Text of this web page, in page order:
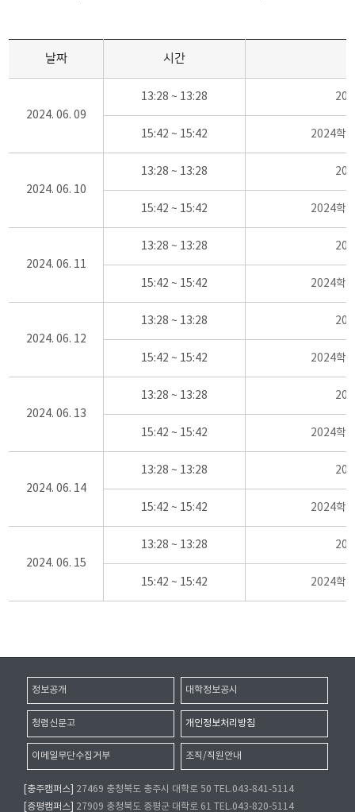
날짜 시간
2024. 06. 09
13:28 ~ 13:28
15:42 ~ 15:42 2024학
2024. 06. 10
13:28 ~ 13:28
15:42 ~ 15:42 2024학
2024. 06. 11
13:28 ~ 13:28
15:42 ~ 15:42 2024학
2024. 06. 12
13:28 ~ 13:28
15:42 ~ 15:42 2024학
2024. 06. 13
13:28 ~ 13:28
15:42 ~ 15:42 2024학
2024. 06. 14
13:28 ~ 13:28
15:42 ~ 15:42 2024학
2024. 06. 15
13:28 ~ 13:28
15:42 ~ 15:42 2024학
정보공개 대학정보공시
청렴신문고 개인정보처리방침
이메일무단수집거부 조직/직원안내
[충주캠퍼스]
27469 충청북도 충주시 대학로 50 TEL.043-841-5114
[증평캠퍼스]
27909 충청북도 증평군 대학로 61 TEL.043-820-5114